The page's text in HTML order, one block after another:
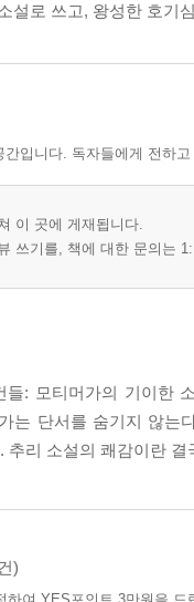
설로 쓰고, 왕성한 호기
입니다. 독자들에게 전하
이 곳에 게재됩니다.
쓰기를, 책에 대한 문의는
들: 모티머가의 기이한
는 단서를 숨기지 않는
리 소설의 쾌감이란 결
)